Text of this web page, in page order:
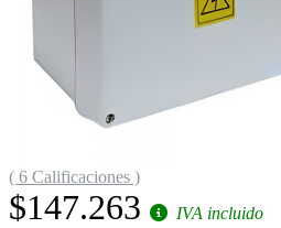
( 6 Calificaciones )
$147.263 IVA incluido